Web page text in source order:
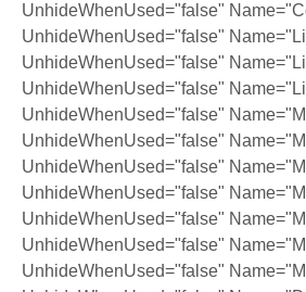
UnhideWhenUsed="false"
UnhideWhenUsed="false"
UnhideWhenUsed="false"
UnhideWhenUsed="false"
UnhideWhenUsed="false"
UnhideWhenUsed="false"
UnhideWhenUsed="false"
UnhideWhenUsed="false"
UnhideWhenUsed="false"
UnhideWhenUsed="false"
UnhideWhenUsed="false"